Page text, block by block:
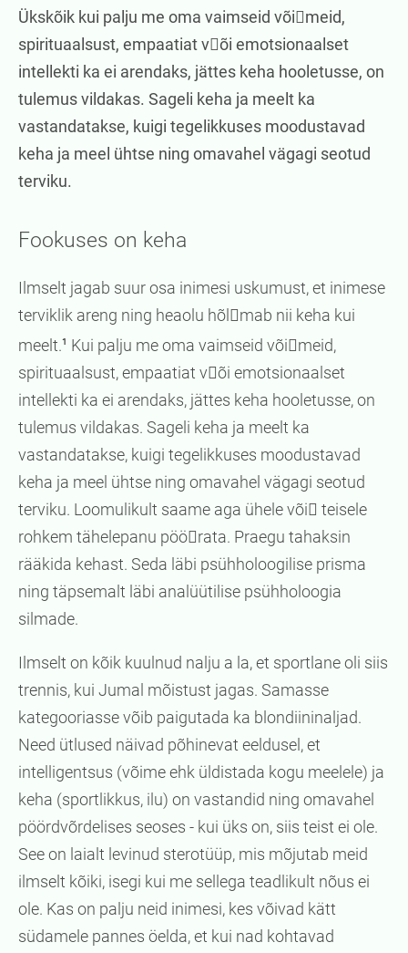
Ükskõik kui palju me oma vaimseid võimeid,
spirituaalsust, empaatiat või emotsionaalset
intellekti ka ei arendaks, jättes keha hooletusse, on
tulemus vildakas. Sageli keha ja meelt ka
vastandatakse, kuigi tegelikkuses moodustavad
keha ja meel ühtse ning omavahel vägagi seotud
terviku.
Fookuses on keha
Ilmselt jagab suur osa inimesi uskumust, et inimese
terviklik areng ning heaolu hõlmab nii keha kui
meelt.1
Kui palju me oma vaimseid võimeid,
spirituaalsust, empaatiat või emotsionaalset
intellekti ka ei arendaks, jättes keha hooletusse, on
tulemus vildakas. Sageli keha ja meelt ka
vastandatakse, kuigi tegelikkuses moodustavad
keha ja meel ühtse ning omavahel vägagi seotud
terviku. Loomulikult saame aga ühele või teisele
rohkem tähelepanu pöörata. Praegu tahaksin
rääkida kehast. Seda läbi psühholoogilise prisma
ning täpsemalt läbi analüütilise psühholoogia
silmade.
Ilmselt on kõik kuulnud nalju a la, et sportlane oli siis
trennis, kui Jumal mõistust jagas. Samasse
kategooriasse võib paigutada ka blondiininaljad.
Need ütlused näivad põhinevat eeldusel, et
intelligentsus (võime ehk üldistada kogu meelele) ja
keha (sportlikkus, ilu) on vastandid ning omavahel
pöördvõrdelises seoses - kui üks on, siis teist ei ole.
See on laialt levinud sterotüüp, mis mõjutab meid
ilmselt kõiki, isegi kui me sellega teadlikult nõus ei
ole. Kas on palju neid inimesi, kes võivad kätt
südamele pannes öelda, et kui nad kohtavad